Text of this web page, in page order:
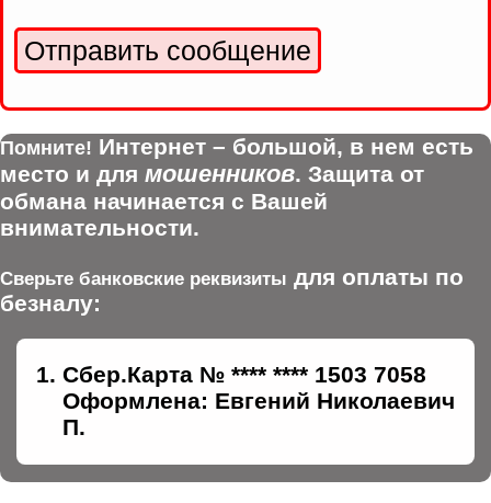
Помните! Интернет – большой, в нем есть
место и для мошенников. Защита от
обмана начинается с Вашей
внимательности.
Сверьте банковские реквизиты для оплаты по
безналу:
Сбер.Карта № **** **** 1503 7058
Оформлена: Евгений Николаевич
П.